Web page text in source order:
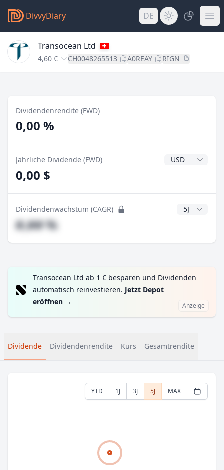
DivvyDiary DE
Transocean Ltd
4,60 € CH0048265513 A0REAY RIGN
Dividendenrendite (FWD)
0,00 %
Jährliche Dividende (FWD)
0,00 $
Dividendenwachstum (CAGR) CAGR Jahre
#,## %
Transocean Ltd ab 1 € besparen und Dividenden
automatisch reinvestieren. Jetzt Depot
eröffnen → Anzeige
Dividende Dividendenrendite Kurs Gesamtrendite
YTD 1J 3J 5J MAX